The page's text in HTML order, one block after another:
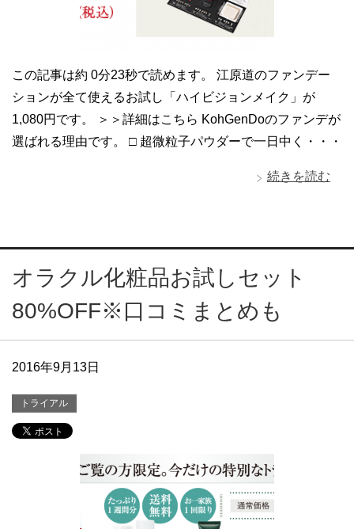
この記事は約 0分23秒で読めます。 江原道のファンデー
ションが全て使えるお試し「ハイビジョンメイク」が
1,080円です。 ＞＞詳細はこちら KohGenDoのファンデが
選ばれる理由です。 □ 超微粒子パウダーで一日中く・・・
続きを読む
オラクル化粧品お試しセット
80%OFF※口コミまとめも
2016年9月13日
トライアル